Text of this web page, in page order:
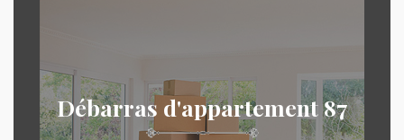
Débarras d'appartement 87